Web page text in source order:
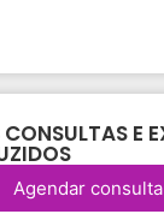
E
Agendar consulta